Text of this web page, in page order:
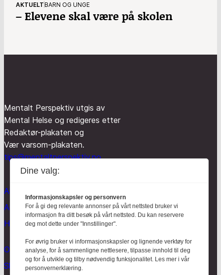
AKTUELT BARN OG UNGE
– Elevene skal være på skolen
Mentalt Perspektiv utgis av
Mental Helse og redigeres etter
Redaktør-plakaten og
Vær varsom-plakaten.
tips@mentaltperspektiv.no
Aktuelt
Anmeldt
Hodebry
Om oss
Skrive for Hodebry
Dine valg:
Informasjonskapsler og personvern
For å gi deg relevante annonser på vårt nettsted bruker vi
informasjon fra ditt besøk på vårt nettsted. Du kan reservere
deg mot dette under "Innstillinger".
For øvrig bruker vi informasjonskapsler og lignende verktøy for
analyse, for å sammenligne nettlesere, tilpasse innhold til deg
og for å utvikle og tilby nødvendig funksjonalitet. Les mer i vår
personvernerklæring.